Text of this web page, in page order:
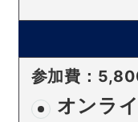
参加費：
オンラ